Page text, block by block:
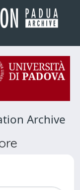
Archive